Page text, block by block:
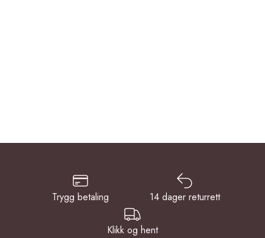
Trygg betaling 14 dager returrett
Klikk og hent